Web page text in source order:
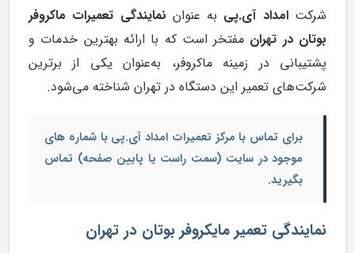
شرکتامداد آی.پی به عنوان نمایندگی تعمیرات ماکروفر
بوتان در تهران مفتخر است که با ارائه بهترین خدمات و
پشتیبانی در زمینه ماکروفر، به‌عنوان یکی از برترین
شرکت‌های تعمیر این دستگاه در تهران شناخته می‌شود.
برای تماس با مرکز تعمیرات امداد آی.پی با شماره های
موجود در سایت (سمت راست یا پایین صفحه) تماس
بگیرید.
نمایندگی تعمیر مایکروفر بوتان در تهران